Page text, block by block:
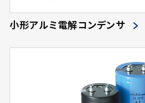
小形アルミ電解コンデンサ